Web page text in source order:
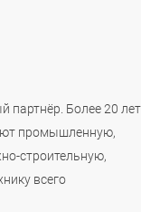
партнёр. Более 20 лет
промышленную,
строительную,
всего